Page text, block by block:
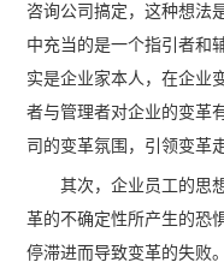
咨询公司搞定，这种想法
中充当的是一个指引者和
实是企业家本人，在企业
者与管理者对企业的变革
司的变革氛围，引领变革
其次，企业员工的思想
革的不确定性所产生的恐
停滞进而导致变革的失败